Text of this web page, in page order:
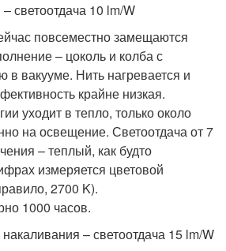
светоотдача 10 lm/W
повсеместно замещаются
– цоколь и колба с
вакууме. Нить нагревается и
крайне низкая.
уходит в тепло, только около
на освещение. Светоотдача от 7
– теплый, как будто
измеряется цветовой
2700 K).
1000 часов.
– светоотдача 15 lm/W